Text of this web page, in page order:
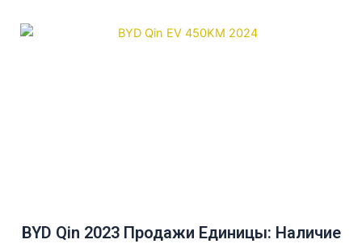
BYD Qin 2023 Продажи Единицы: Наличие